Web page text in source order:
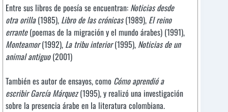
Entre sus libros de poesía se encuentran: Noticias desde
otra orilla(1985), Libro de las crónicas(1989), El reino
errante(poemas de la migración y el mundo árabes) (1991),
Monteamor(1992), La tribu interior(1995), Noticias de un
animal antiguo(2001)
También es autor de ensayos, como Cómo aprendió a
escribir García Márquez(1995), y realizó una investigación
sobre la presencia árabe en la literatura colombiana.